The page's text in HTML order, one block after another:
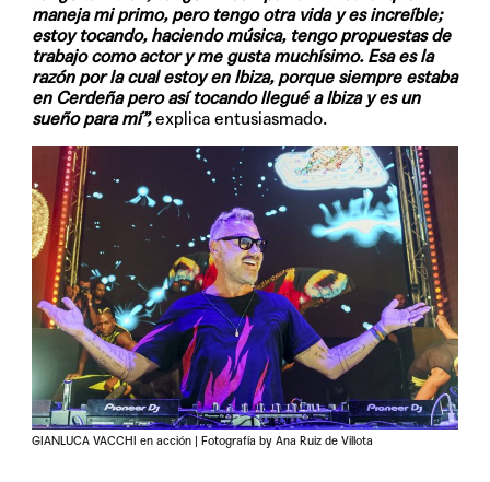
maneja mi primo, pero tengo otra vida y es increíble;
estoy tocando, haciendo música, tengo propuestas de
trabajo como actor y me gusta muchísimo. Esa es la
razón por la cual estoy en Ibiza, porque siempre estaba
en Cerdeña pero así tocando llegué a Ibiza y es un
sueño para mí”,explica entusiasmado.
GIANLUCA VACCHI en acción | Fotografía by Ana Ruiz de Villota